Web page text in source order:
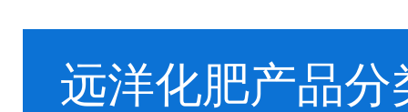
远洋化肥产品分